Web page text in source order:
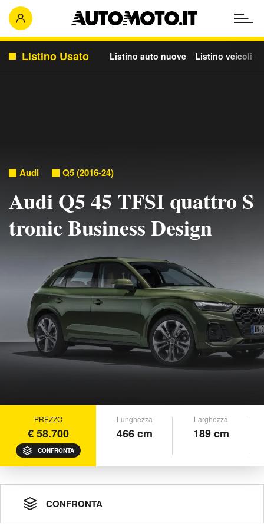
Listino Usato Listino auto nuove Listino veicoli
Audi Q5 (2016-24)
Audi Q5 45 TFSI quattro S
tronic Business Design
PREZZO
€ 58.700
CONFRONTA
Lunghezza
466 cm
Larghezza
189 cm
CONFRONTA